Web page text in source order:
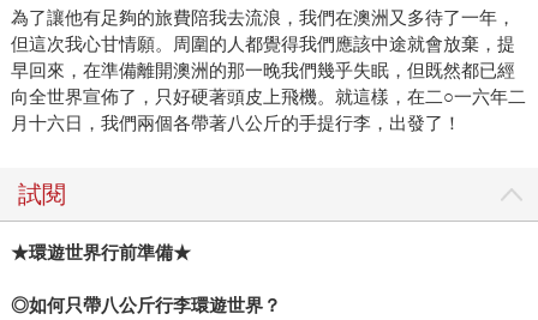
為了讓他有足夠的旅費陪我去流浪，我們在澳洲又多待了一年，
但這次我心甘情願。周圍的人都覺得我們應該中途就會放棄，提
早回來，在準備離開澳洲的那一晚我們幾乎失眠，但既然都已經
向全世界宣佈了，只好硬著頭皮上飛機。就這樣，在二○一六年二
月十六日，我們兩個各帶著八公斤的手提行李，出發了！
試閱
★環遊世界行前準備★
◎如何只帶八公斤行李環遊世界？